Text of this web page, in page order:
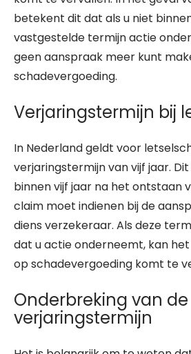
betekent dit dat als u niet
vastgestelde termijn actie
geen aanspraak meer kunt
schadevergoeding.
Verjaringstermijn bij
In Nederland geldt voor
verjaringstermijn van vijf jaar.
binnen vijf jaar na het ontstaan
claim moet indienen bij de
diens verzekeraar. Als deze
dat u actie onderneemt, kan
op schadevergoeding komt te
Onderbreking van de
verjaringstermijn